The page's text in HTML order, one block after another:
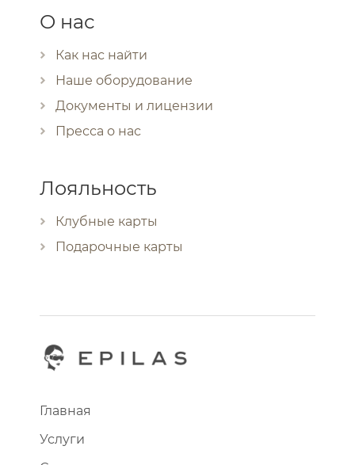
О нас
Как нас найти
Наше оборудование
Документы и лицензии
Пресса о нас
Лояльность
Клубные карты
Подарочные карты
Главная
Услуги